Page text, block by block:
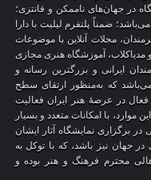
در جهان‌های ناممکن و فانتزی؛
ضمناً پلتفرم لیلیت با دارا
مجلات آنلاین با موضوعات
مدیاکلاب، آموزشگاه هنری مجازی
ایرانی و بزرگترین رسانه و
که به‌منظور ارتقای سطح
در عرصهٔ هنر ایران فعالیت
موارد، با امکانات متعدد و بسیار
برگزاری نمایشگاه آثار ایشان
در جهان نیز باشد، که با توکل به
محترم فرهنگ و هنر بوده و